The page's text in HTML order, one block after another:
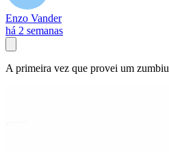
Enzo Vander
há 2 semanas
A primeira vez que provei um zumbiu